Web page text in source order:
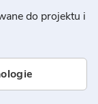
do projektu i